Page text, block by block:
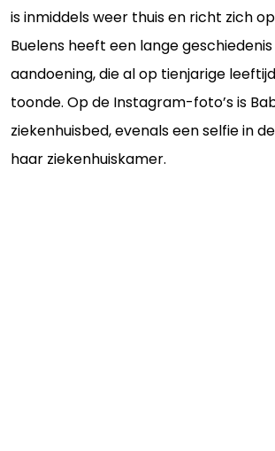
is inmiddels weer thuis en richt zich
Buelens heeft een lange
aandoening, die al op tienjarige
toonde. Op de Instagram-foto’s is
ziekenhuisbed, evenals een selfie in
haar ziekenhuiskamer.